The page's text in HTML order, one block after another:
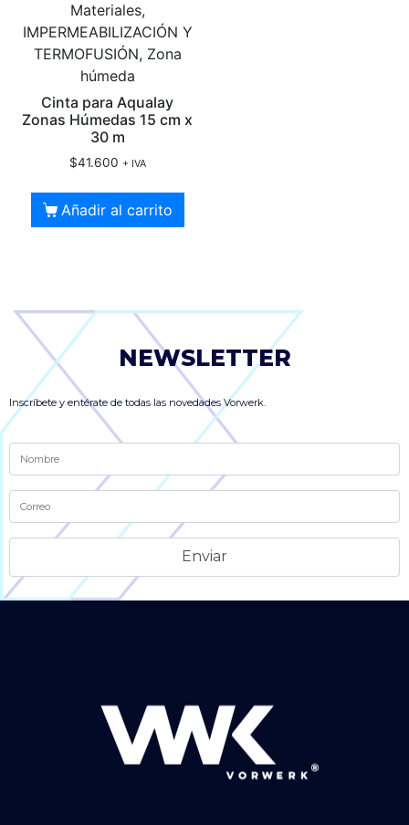
Materiales,
IMPERMEABILIZACIÓN Y
TERMOFUSIÓN, Zona
húmeda
Cinta para Aqualay
Zonas Húmedas 15 cm x
30 m
$41.600 + IVA
Añadir al carrito
NEWSLETTER
Inscríbete y entérate de todas las novedades Vorwerk.
Alternative: